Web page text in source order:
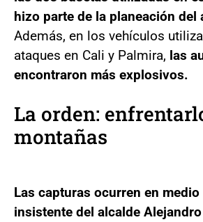
hizo parte de la planeación del
Además, en los vehículos
ataques en Cali y Palmira, las
encontraron más explosivos.
La orden:
montañas
Las capturas ocurren en
insistente del alcalde